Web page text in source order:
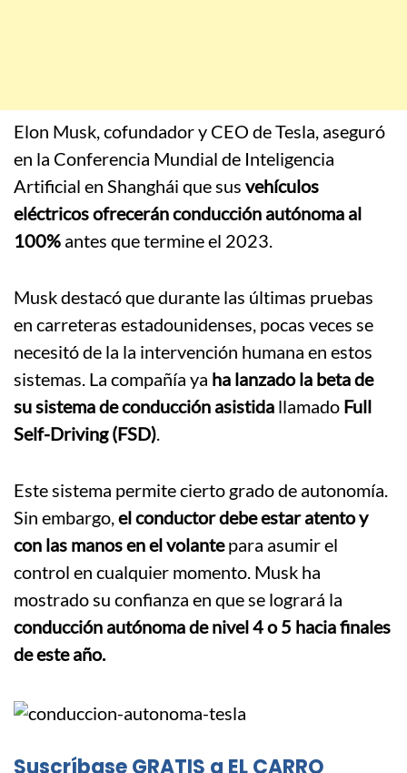
Elon Musk, cofundador y CEO de Tesla, aseguró
en la Conferencia Mundial de Inteligencia
Artificial en Shanghái que sus vehículos
eléctricos ofrecerán conducción autónoma al
100% antes que termine el 2023.
Musk destacó que durante las últimas pruebas
en carreteras estadounidenses, pocas veces se
necesitó de la la intervención humana en estos
sistemas. La compañía ya ha lanzado la beta de
su sistema de conducción asistida llamado Full
Self-Driving (FSD).
Este sistema permite cierto grado de autonomía.
Sin embargo,el conductor debe estar atento y
con las manos en el volantepara asumir el
control en cualquier momento. Musk ha
mostrado su confianza en que se logrará la
conducción autónoma de nivel 4 o 5 hacia finales
de este año.
Suscríbase GRATIS a EL CARRO